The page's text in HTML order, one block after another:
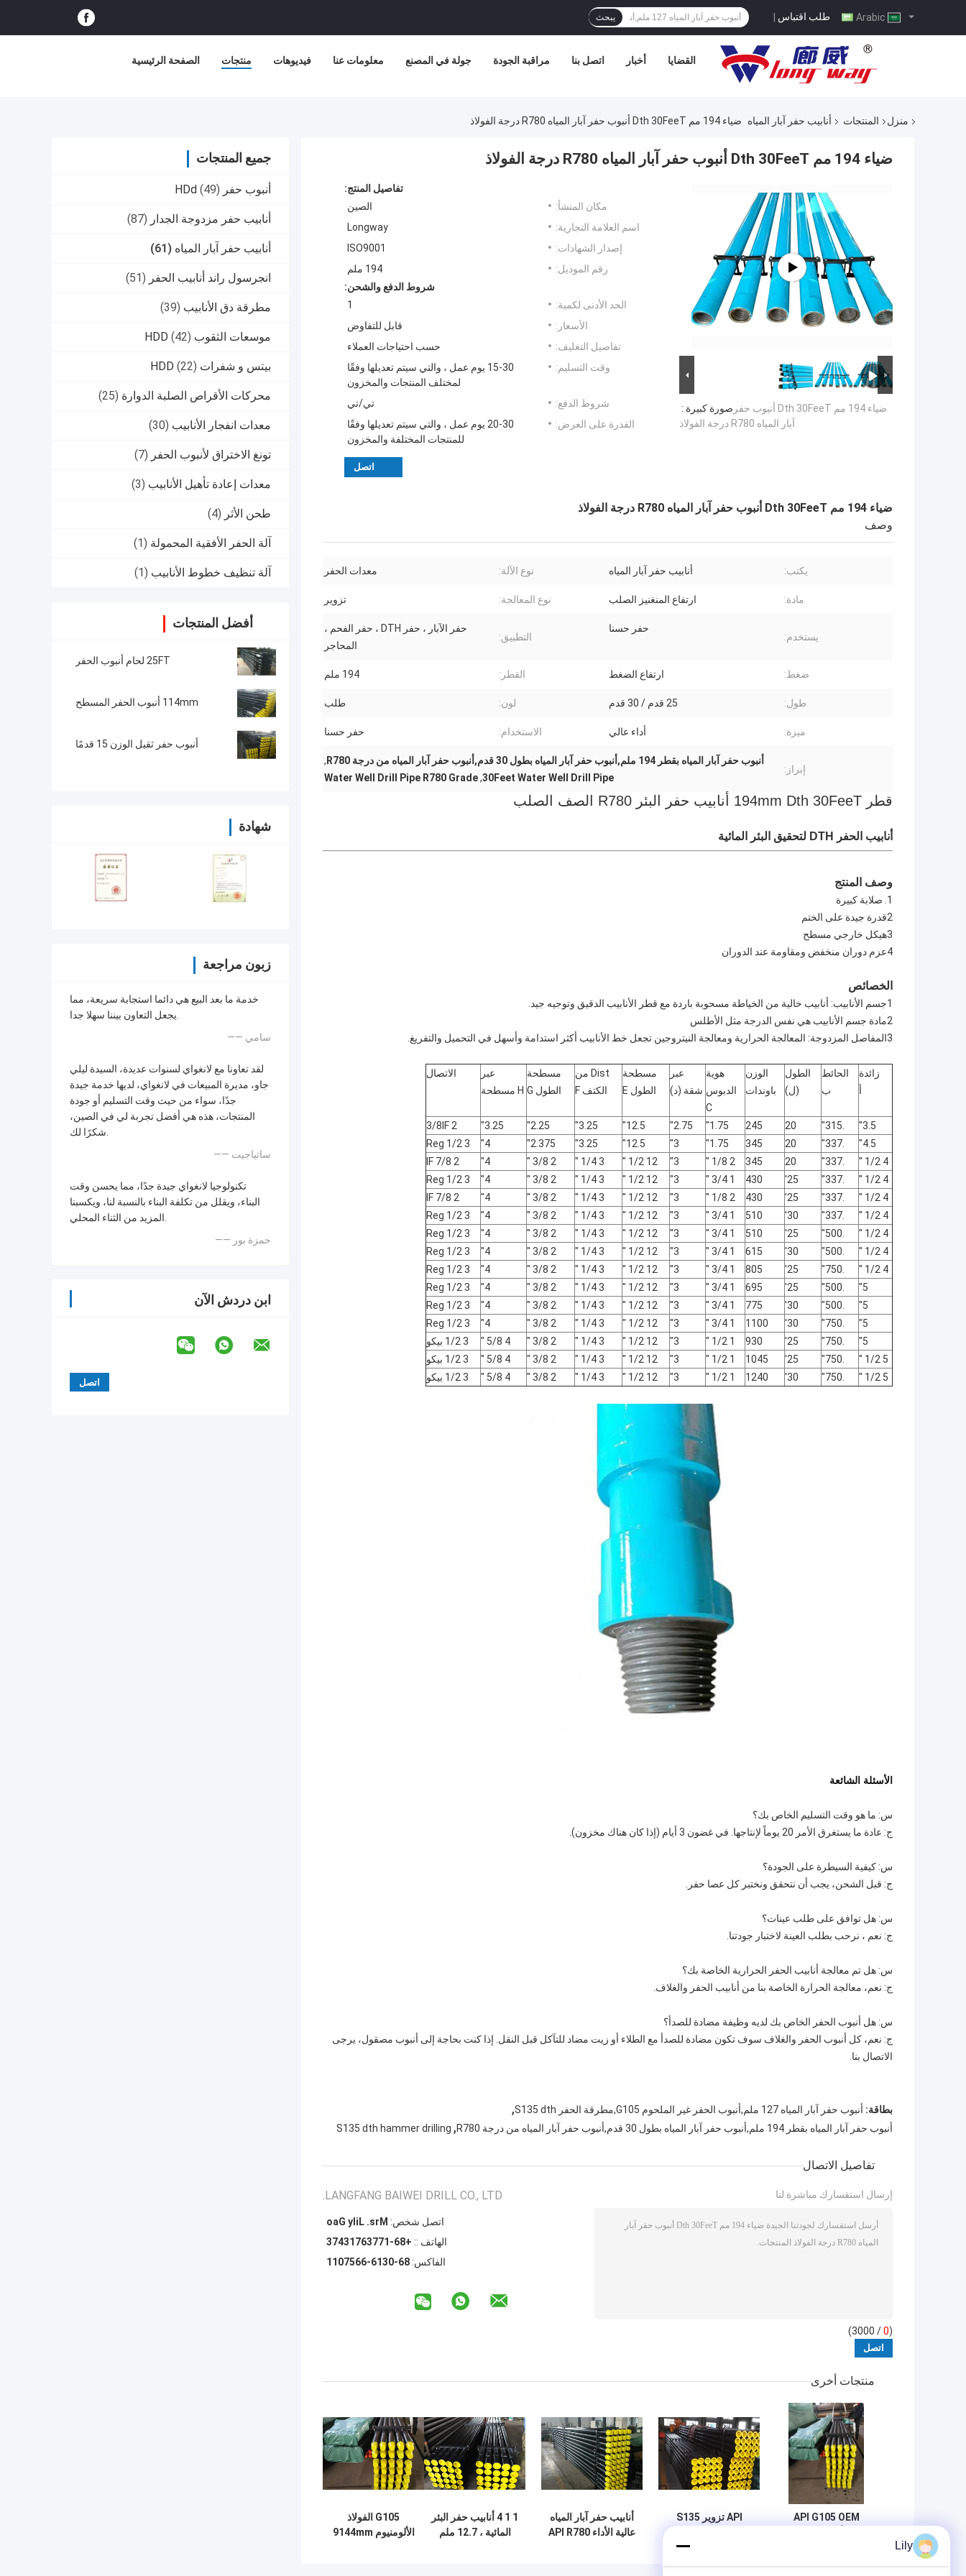
طلب اقتباس | يبحث
الصفحة الرئيسية منتجات فيديوهات معلومات عنا جولة في المصنع مراقبة الجودة اتصل بنا أخبار القضايا
منزل المنتجات أنابيب حفر آبار المياه ضياء 194 مم Dth 30FeeT أنبوب حفر آبار المياه R780 درجة الفولاذ
جميع المنتجات
أنبوب حفر HDd (49)
أنابيب حفر مزدوجة الجدار (87)
أنابيب حفر آبار المياه (61)
انجرسول راند أنابيب الحفر (51)
مطرقة دق الأنابيب (39)
موسعات الثقوب HDD (42)
بيتس و شفرات HDD (22)
محركات الأقراص الصلبة الدوارة (25)
معدات انفجار الأنابيب (30)
تونغ الاختراق لأنبوب الحفر (7)
معدات إعادة تأهيل الأنابيب (3)
طحن الأثر (4)
آلة الحفر الأفقية المحمولة (1)
آلة تنظيف خطوط الأنابيب (1)
أفضل المنتجات
25FT لحام أنبوب الحفر
114mm أنبوب الحفر المسطح
أنبوب حفر ثقيل الوزن 15 قدمًا
شهادة
زبون مراجعة
خدمة ما بعد البيع هي دائما استجابة سريعة، مما
يجعل التعاون بيننا سهلا جدا.
—— سامي
لقد تعاونا مع لانغواي لسنوات عديدة، السيدة ليلي
جاو، مديرة المبيعات في لانغواي، لديها خدمة جيدة
جدًا، سواء من حيث وقت التسليم أو جودة
المنتجات، هذه هي أفضل تجربة لي في الصين،
شكرًا لك.
—— ساتياجيت
تكنولوجيا لانغواي جيدة جدًا، مما يحسن وقت
البناء، ويقلل من تكلفة البناء بالنسبة لنا، ويكسبنا
المزيد من الثناء المحلي.
—— حمزة بور
ابن دردش الآن
ضياء 194 مم Dth 30FeeT أنبوب حفر آبار المياه R780 درجة الفولاذ
صورة كبيرة : ضياء 194 مم Dth 30FeeT أنبوب حفر
آبار المياه R780 درجة الفولاذ
تفاصيل المنتج:
مكان المنشأ:
الصين
اسم العلامة التجارية:
Longway
إصدار الشهادات:
ISO9001
رقم الموديل:
194 ملم
شروط الدفع والشحن:
الحد الأدنى لكمية:
1
الأسعار:
قابل للتفاوض
تفاصيل التغليف:
حسب احتياجات العملاء
وقت التسليم:
15-30 يوم عمل ، والتي سيتم تعديلها وفقًا
لمختلف المنتجات والمخزون
شروط الدفع:
تي/تي
القدرة على العرض:
20-30 يوم عمل ، والتي سيتم تعديلها وفقًا
للمنتجات المختلفة والمخزون
اتصل
ضياء 194 مم Dth 30FeeT أنبوب حفر آبار المياه R780 درجة الفولاذ
وصف
يكتب: أنابيب حفر آبار المياه نوع الآلة: معدات الحفر
مادة: ارتفاع المنغنيز الصلب نوع المعالجة: تزوير
يستخدم:
حفر حسنا
التطبيق:
حفر الآبار ، حفر DTH ، حفر الفحم ،
المحاجر
ضغط: ارتفاع الضغط القطر: 194 ملم
طول: 25 قدم / 30 قدم لون: طلب
ميزة: أداء عالي الاستخدام: حفر حسنا
إبراز:
أنبوب حفر آبار المياه بقطر 194 ملم,أنبوب حفر آبار المياه بطول 30 قدم,أنبوب حفر آبار المياه من درجة R780
,
30Feet Water Well Drill Pipe
,
Water Well Drill Pipe R780 Grade
قطر 194mm Dth 30FeeT أنابيب حفر البئر R780 الصف الصلب
أنابيب الحفر DTH لتحقيق البئر المائية
وصف المنتج
1. صلابة كبيرة
2قدرة جيدة على الختم
3هيكل خارجي مسطح
4عزم دوران منخفض ومقاومة عند الدوران
الخصائص
1جسم الأنابيب: أنابيب خالية من الخياطة مسحوبة باردة مع قطر الأنابيب الدقيق وتوجيه جيد.
2مادة جسم الأنابيب هي نفس الدرجة مثل الأطلس
3المفاصل المزدوجة: المعالجة الحرارية ومعالجة النيتروجين تجعل خط الأنابيب أكثر استدامة وأسهل في التحميل والتفريغ.
زائدة
أ
الحائط
ب
الطول
(ل)
الوزن
باوندات
هوية
الدبوس
C
عبر
شقة (د)
مسطحة
الطول E
Dist من
الكتف F
مسطحة
الطول G
عبر
H مسطحة
الاتصال
3.5"
.315"
20
245
1.75"
2.75"
12.5"
3.25"
2.25"
3.25"
2 3/8IF
4.5"
.337"
20
345
1.75"
3"
12.5"
3.25"
2.375"
4"
3 1/2 Reg
4 1/2 "
.337"
20
345
2 1/8 "
3"
12 1/2 "
3 1/4 "
2 3/8 "
4"
2 7/8 IF
4 1/2 "
.337"
25'
430
1 3/4 "
3"
12 1/2 "
3 1/4 "
2 3/8 "
4"
3 1/2 Reg
4 1/2 "
.337"
25'
430
2 1/8 "
3"
12 1/2 "
3 1/4 "
2 3/8 "
4"
2 7/8 IF
4 1/2 "
.337"
30'
510
1 3/4 "
3"
12 1/2 "
3 1/4 "
2 3/8 "
4"
3 1/2 Reg
4 1/2 "
.500"
25'
510
1 3/4 "
3"
12 1/2 "
3 1/4 "
2 3/8 "
4"
3 1/2 Reg
4 1/2 "
.500"
30'
615
1 3/4 "
3"
12 1/2 "
3 1/4 "
2 3/8 "
4"
3 1/2 Reg
4 1/2 "
.750"
25'
805
1 3/4 "
3"
12 1/2 "
3 1/4 "
2 3/8 "
4"
3 1/2 Reg
5"
.500"
25'
695
1 3/4 "
3"
12 1/2 "
3 1/4 "
2 3/8 "
4"
3 1/2 Reg
5"
.500"
30'
775
1 3/4 "
3"
12 1/2 "
3 1/4 "
2 3/8 "
4"
3 1/2 Reg
5"
.750"
30'
1100
1 3/4 "
3"
12 1/2 "
3 1/4 "
2 3/8 "
4"
3 1/2 Reg
5"
.750"
25'
930
1 1/2 "
3"
12 1/2 "
3 1/4 "
2 3/8 "
4 5/8 "
3 1/2 بيكو
5 1/2 "
.750"
25'
1045
1 1/2 "
3"
12 1/2 "
3 1/4 "
2 3/8 "
4 5/8 "
3 1/2 بيكو
5 1/2 "
.750"
30'
1240
1 1/2 "
3"
12 1/2 "
3 1/4 "
2 3/8 "
4 5/8 " 3 1/2 بيكو
الأسئلة الشائعة
س: ما هو وقت التسليم الخاص بك؟
ج: عادة ما يستغرق الأمر 20 يوماً لإنتاجها. في غضون 3 أيام (إذا كان هناك مخزون).
س: كيفية السيطرة على الجودة؟
ج: قبل الشحن، يجب أن نتحقق ونختبر كل عصا حفر.
س: هل توافق على طلب عينات؟
ج: نعم ، نرحب بطلب العينة لاختبار جودتنا.
س: هل تم معالجة أنابيب الحفر الحرارية الخاصة بك؟
ج: نعم، معالجة الحرارة الخاصة بنا من أنابيب الحفر والغلاف.
س: هل أنبوب الحفر الخاص بك لديه وظيفة مضادة للصدأ؟
ج: نعم، كل أنبوب الحفر والغلاف سوف تكون مضادة للصدأ مع الطلاء أو زيت مضاد للتآكل قبل النقل. إذا كنت بحاجة إلى أنبوب مصقول، يرجى
الاتصال بنا.
بطاقة: أنبوب حفر آبار المياه 127 ملم,أنبوب الحفر غير الملحوم G105,مطرقة الحفر S135 dth ,
أنبوب حفر آبار المياه بقطر 194 ملم,أنبوب حفر آبار المياه بطول 30 قدم,أنبوب حفر آبار المياه من درجة R780 ,
S135 dth hammer drilling
تفاصيل الاتصال
LANGFANG BAIWEI DRILL CO., LTD.
اتصل شخص: Mrs. Lily Gao
الهاتف :: +86-17736713473
الفاكس: 86-0316-6657011
إرسال استفسارك مباشرة لنا
(
0
/ 3000)
منتجات أخرى
API G105 OEM
API تزوير S135
أنابيب تغليف آبار
أنابيب حفر آبار المياه
عالية الأداء API R780
1 1 4 أنابيب حفر البئر
المائية ، 12.7 ملم
G105 الفولاذ
الألومنيوم 9144mm
Lily